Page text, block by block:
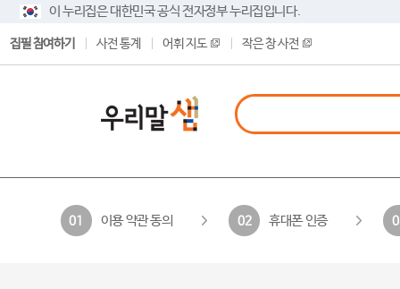
이 누리집은 대한민국 공식 전자정부 누리집입니다.
집필 참여하기 사전 통계 어휘 지도 작은 창 사전
01 이용 약관 동의 02 휴대폰 인증